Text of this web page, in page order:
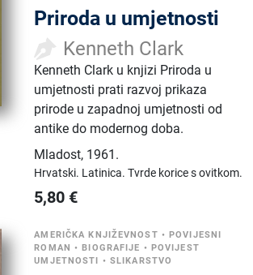
Priroda u umjetnosti
Kenneth Clark
Kenneth Clark u knjizi Priroda u
umjetnosti prati razvoj prikaza
prirode u zapadnoj umjetnosti od
antike do modernog doba.
Mladost, 1961.
Hrvatski. Latinica.Tvrde korice s ovitkom.
5,80 €
AMERIČKA KNJIŽEVNOST •POVIJESNI
ROMAN •BIOGRAFIJE • POVIJEST
UMJETNOSTI • SLIKARSTVO